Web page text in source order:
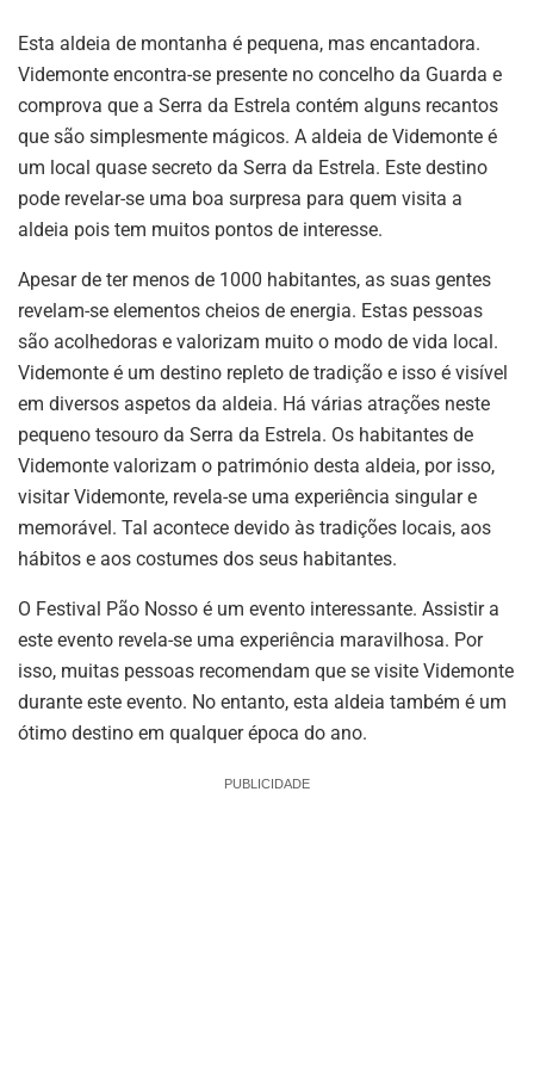
Esta aldeia de montanha é pequena, mas encantadora.
Videmonte encontra-se presente no concelho da Guarda e
comprova que a Serra da Estrela contém alguns recantos
que são simplesmente mágicos. A aldeia de Videmonte é
um local quase secreto da Serra da Estrela. Este destino
pode revelar-se uma boa surpresa para quem visita a
aldeia pois tem muitos pontos de interesse.
Apesar de ter menos de 1000 habitantes, as suas gentes
revelam-se elementos cheios de energia. Estas pessoas
são acolhedoras e valorizam muito o modo de vida local.
Videmonte é um destino repleto de tradição e isso é visível
em diversos aspetos da aldeia. Há várias atrações neste
pequeno tesouro da Serra da Estrela. Os habitantes de
Videmonte valorizam o património desta aldeia, por isso,
visitar Videmonte, revela-se uma experiência singular e
memorável. Tal acontece devido às tradições locais, aos
hábitos e aos costumes dos seus habitantes.
O Festival Pão Nosso é um evento interessante. Assistir a
este evento revela-se uma experiência maravilhosa. Por
isso, muitas pessoas recomendam que se visite Videmonte
durante este evento. No entanto, esta aldeia também é um
ótimo destino em qualquer época do ano.
PUBLICIDADE